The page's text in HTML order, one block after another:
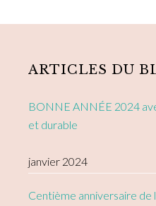
Sidebar
ARTICLES DU
BONNE ANNÉE 2024
et durable
janvier 2024
Centième anniversaire de